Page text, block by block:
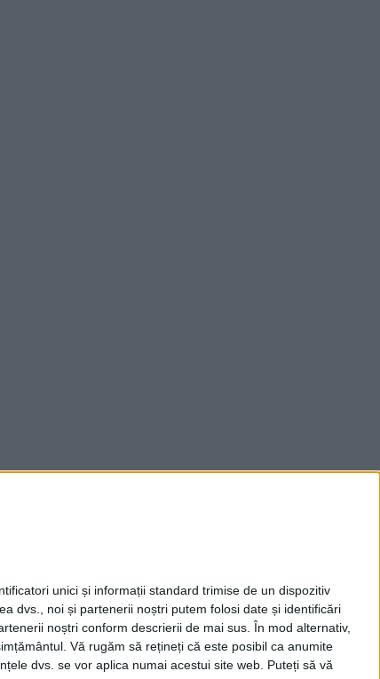
unici și informații standard trimise de un dispozitiv
dvs., noi și partenerii noștri putem folosi date și identificări
noștri conform descrierii de mai sus. În mod alternativ,
Vă rugăm să rețineți că este posibil ca anumite
dvs. se vor aplica numai acestui site web. Puteți să vă